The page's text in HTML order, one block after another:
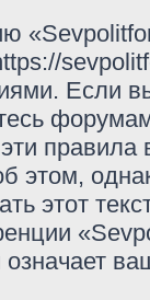
Если
этом,
этот